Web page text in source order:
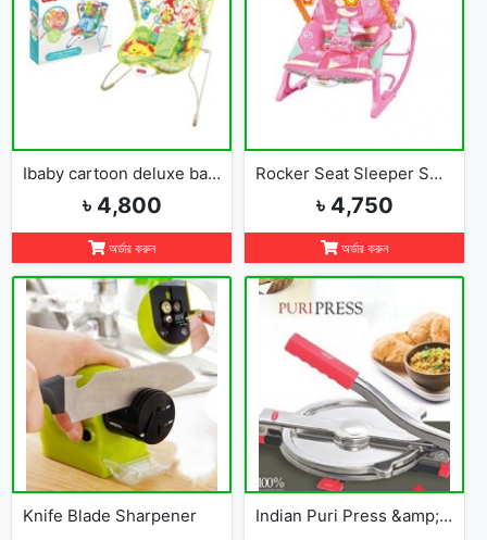
Ibaby cartoon deluxe baby bouncer
৳ 4,800
অর্ডার করুন
Rocker Seat Sleeper Swing Bouncer Toy Chair Baby
৳ 4,750
অর্ডার করুন
Knife Blade Sharpener Indian Puri Press &amp; Ruti Maker